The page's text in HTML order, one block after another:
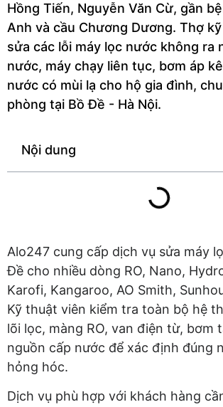
Hồng Tiến, Nguyễn Văn Cừ, gần
Anh và cầu Chương Dương. Thợ
sửa các lỗi máy lọc nước không ra
nước, máy chạy liên tục, bơm áp
nước có mùi lạ cho hộ gia đình,
phòng tại Bồ Đề - Hà Nội.
Nội dung
Alo247 cung cấp dịch vụ sửa máy
Đề cho nhiều dòng RO, Nano,
Karofi, Kangaroo, AO Smith,
Kỹ thuật viên kiểm tra toàn bộ hệ
lõi lọc, màng RO, van điện từ, bơm
nguồn cấp nước để xác định đúng
hỏng hóc.
Dịch vụ phù hợp với khách hàng